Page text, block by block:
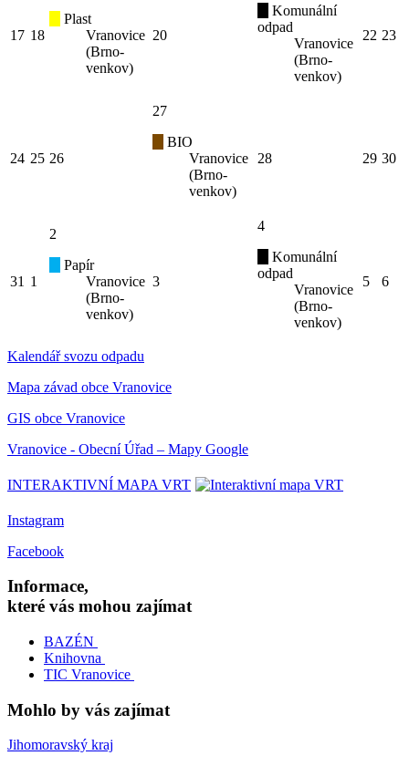
17 18
Plast
Vranovice
(Brno-
venkov)
20
Komunální
odpad
Vranovice
(Brno-
venkov)
22 23
24 25 26
27
BIO
Vranovice
(Brno-
venkov)
28 29 30
31 1
2
Papír
Vranovice
(Brno-
venkov)
3
4
Komunální
odpad
Vranovice
(Brno-
venkov)
5 6
Kalendář svozu odpadu
Mapa závad obce Vranovice
GIS obce Vranovice
Vranovice - Obecní Úřad – Mapy Google
INTERAKTIVNÍ MAPA VRT
Instagram
Facebook
Informace,
které vás mohou zajímat
BAZÉN
Knihovna
TIC Vranovice
Mohlo by vás zajímat
Jihomoravský kraj